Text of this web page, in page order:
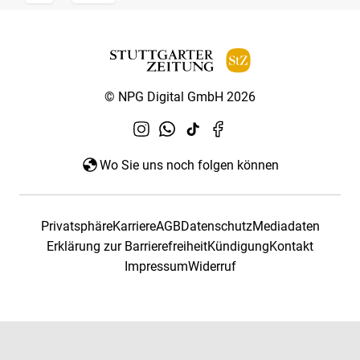
© NPG Digital GmbH 2026
Wo Sie uns noch folgen können
PrivatsphäreKarriereAGBDatenschutzMediadaten
Erklärung zur BarrierefreiheitKündigungKontakt
ImpressumWiderruf